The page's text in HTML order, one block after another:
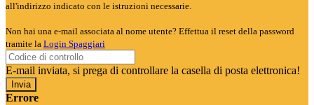
all'indirizzo indicato con le istruzioni necessarie.
Non hai una e-mail associata al nome utente? Effettua il reset della password
tramite la Login Spaggiari
E-mail inviata, si prega di controllare la casella di posta elettronica!
Errore